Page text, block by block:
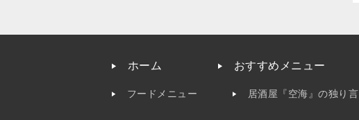
ホーム おすすめメニュー
フードメニュー 居酒屋『空海』の独り言